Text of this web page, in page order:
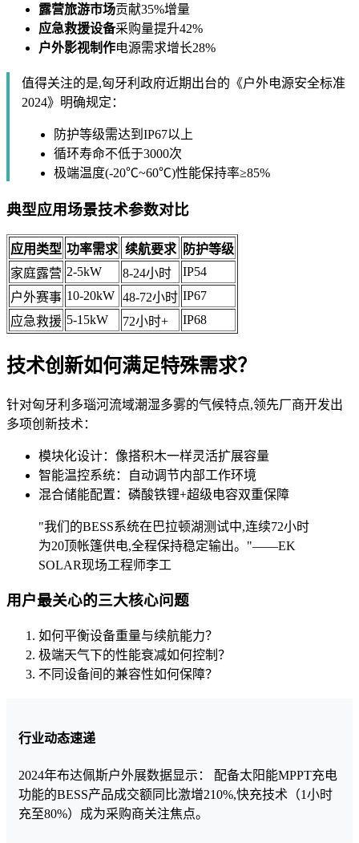
露营旅游市场贡献35%增量
应急救援设备采购量提升42%
户外影视制作电源需求增长28%
值得关注的是,匈牙利政府近期出台的《户外电源安全标准
2024》明确规定：
防护等级需达到IP67以上
循环寿命不低于3000次
极端温度(-20℃~60℃)性能保持率≥85%
典型应用场景技术参数对比
应用类型 功率需求 续航要求
防护等级
家庭露营 2-5kW 8-24小时
IP54
户外赛事 10-20kW 48-72小时 IP67
应急救援 5-15kW 72小时+ IP68
技术创新如何满足特殊需求？
针对匈牙利多瑙河流域潮湿多雾的气候特点,领先厂商开发出
多项创新技术：
模块化设计：像搭积木一样灵活扩展容量
智能温控系统：自动调节内部工作环境
混合储能配置：磷酸铁锂+超级电容双重保障
"我们的BESS系统在巴拉顿湖测试中,连续72小时
为20顶帐篷供电,全程保持稳定输出。"——EK
SOLAR现场工程师李工
用户最关心的三大核心问题
如何平衡设备重量与续航能力？
极端天气下的性能衰减如何控制？
不同设备间的兼容性如何保障？
行业动态速递
2024年布达佩斯户外展数据显示： 配备太阳能MPPT充电
功能的BESS产品成交额同比激增210%,快充技术（1小时
充至80%）成为采购商关注焦点。